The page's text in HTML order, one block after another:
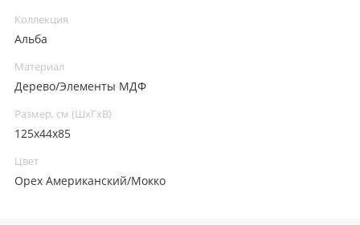
Коллекция
Альба
Материал
Дерево/Элементы МДФ
Размер, см (ШхГхВ)
125x44x85
Цвет
Орех Американский/Мокко